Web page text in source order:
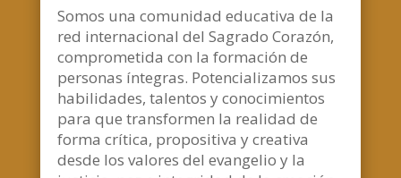
Somos una comunidad educativa de la
red internacional del Sagrado Corazón,
comprometida con la formación de
personas íntegras. Potencializamos sus
habilidades, talentos y conocimientos
para que transformen la realidad de
forma crítica, propositiva y creativa
desde los valores del evangelio y la